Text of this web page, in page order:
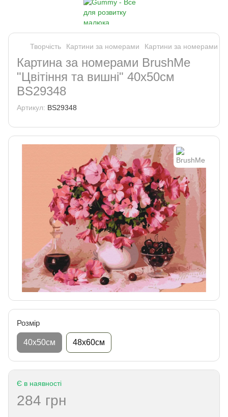
Творчість Картини за номерами Картини за номерами
Картина за номерами BrushMe
"Цвітіння та вишні" 40х50см
BS29348
Артикул: BS29348
Розмір
40х50см 48х60см
Є в наявності
284 грн